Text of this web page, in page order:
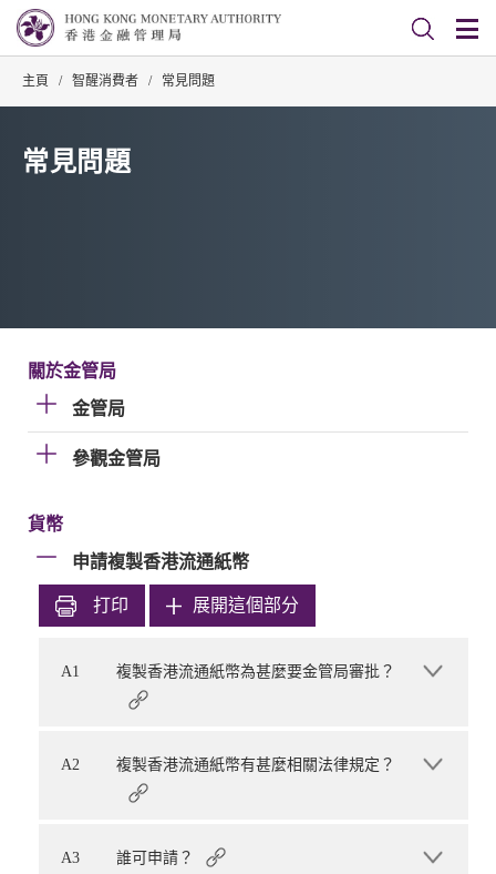
主頁 / 智醒消費者 / 常見問題
常見問題
關於金管局
金管局
參觀金管局
貨幣
申請複製香港流通紙幣
打印 展開這個部分
A1 複製香港流通紙幣為甚麼要金管局審批？
A2 複製香港流通紙幣有甚麼相關法律規定？
A3 誰可申請？